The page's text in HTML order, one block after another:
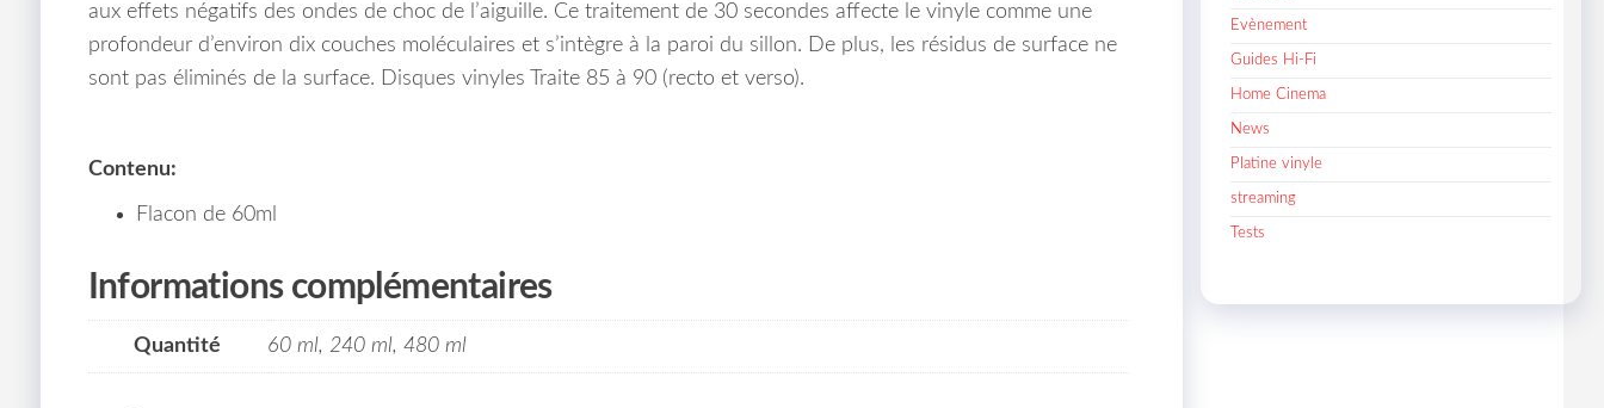
aux effets négatifs des ondes de choc de l’aiguille. Ce traitement de 30 secondes affecte le vinyle comme une
profondeur d’environ dix couches moléculaires et s’intègre à la paroi du sillon. De plus, les résidus de surface ne
sont pas éliminés de la surface. Disques vinyles Traite 85 à 90 (recto et verso).
Contenu:
Flacon de 60ml
Informations complémentaires
Quantité 60 ml, 240 ml, 480 ml
Evènement
Guides Hi-Fi
Home Cinema
News
Platine vinyle
streaming
Tests